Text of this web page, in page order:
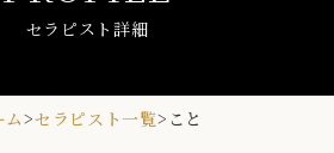
セラピスト詳細
ム>セラピスト一覧> こと